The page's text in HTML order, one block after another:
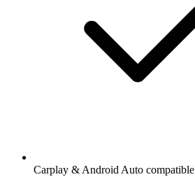
Carplay & Android Auto compatible